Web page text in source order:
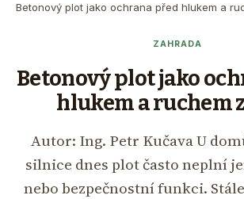
Betonový plot jako ochrana před hlukem a
ZAHRADA
Betonový plot jako
hlukem a ruchem
Autor: Ing. Petr Kučava U
silnice dnes plot často neplní
nebo bezpečnostní funkci.